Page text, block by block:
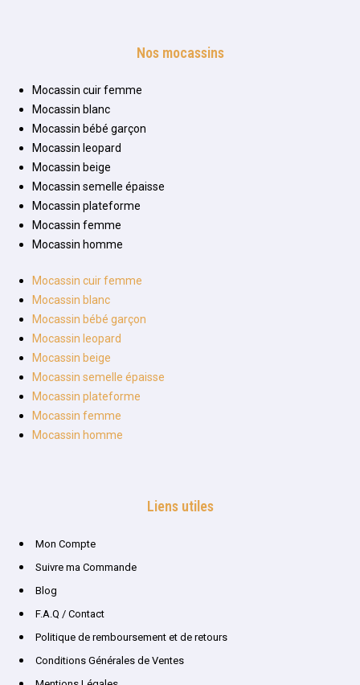
Nos mocassins
Mocassin cuir femme
Mocassin blanc
Mocassin bébé garçon
Mocassin leopard
Mocassin beige
Mocassin semelle épaisse
Mocassin plateforme
Mocassin femme
Mocassin homme
Mocassin cuir femme
Mocassin blanc
Mocassin bébé garçon
Mocassin leopard
Mocassin beige
Mocassin semelle épaisse
Mocassin plateforme
Mocassin femme
Mocassin homme
Liens utiles
Mon Compte
Suivre ma Commande
Blog
F.A.Q / Contact
Politique de remboursement et de retours
Conditions Générales de Ventes